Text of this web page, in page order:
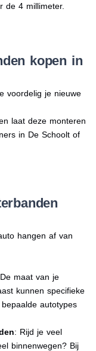
de 4 millimeter.
kopen in
voordelig je nieuwe
laat deze monteren
in De Schoolt of
hangen af van
De maat van je
kunnen specifieke
autotypes
: Rijd je veel
binnenwegen? Bij